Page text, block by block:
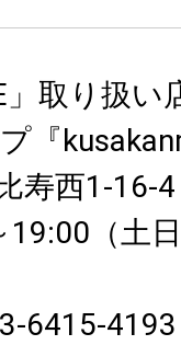
」取り扱い
『
寿西1-
19:00（土
6415-4193